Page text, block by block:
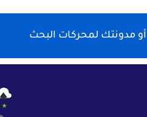
مدونتك لمحركات البحث